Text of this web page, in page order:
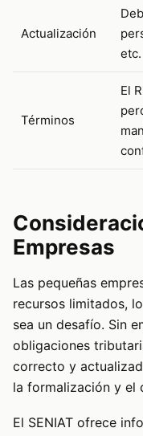
Actualización
etc.
Términos
El
Empresas
Las pequeñas
recursos limitados,
sea un desafío. Sin
obligaciones
correcto y
la formalización y el
El SENIAT ofrece